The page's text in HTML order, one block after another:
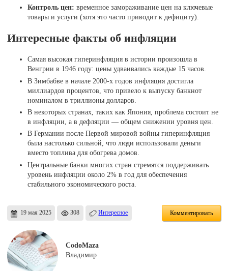
Контроль цен: временное замораживание цен на ключевые
товары и услуги (хотя это часто приводит к дефициту).
Интересные факты об инфляции
Самая высокая гиперинфляция в истории произошла в
Венгрии в 1946 году: цены удваивались каждые 15 часов.
В Зимбабве в начале 2000-х годов инфляция достигла
миллиардов процентов, что привело к выпуску банкнот
номиналом в триллионы долларов.
В некоторых странах, таких как Япония, проблема состоит не
в инфляции, а в дефляции — общем снижении уровня цен.
В Германии после Первой мировой войны гиперинфляция
была настолько сильной, что люди использовали деньги
вместо топлива для обогрева домов.
Центральные банки многих стран стремятся поддерживать
уровень инфляции около 2% в год для обеспечения
стабильного экономического роста.
19 мая 2025 308 Интересное Комментировать
CodoMaza
Владимир